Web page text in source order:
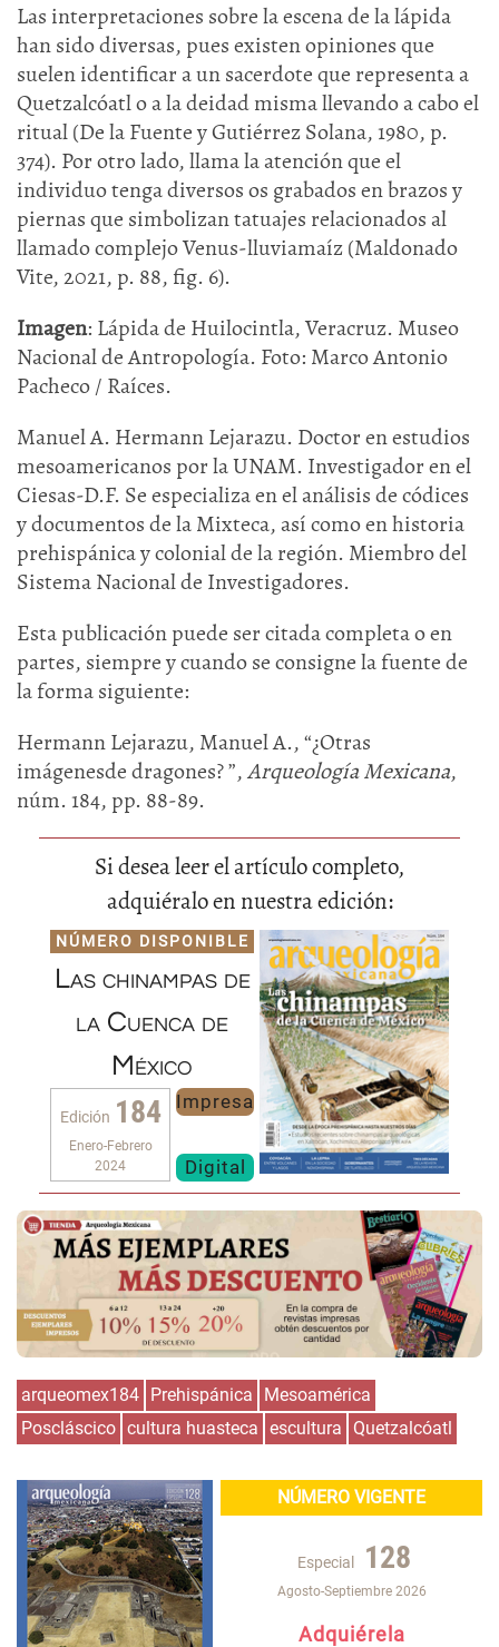
Las interpretaciones sobre la escena de la lápida
han sido diversas, pues existen opiniones que
suelen identificar a un sacerdote que representa a
Quetzalcóatl o a la deidad misma llevando a cabo el
ritual (De la Fuente y Gutiérrez Solana, 1980, p.
374). Por otro lado, llama la atención que el
individuo tenga diversos os grabados en brazos y
piernas que simbolizan tatuajes relacionados al
llamado complejo Venus-lluviamaíz (Maldonado
Vite, 2021, p. 88, fig. 6).
Imagen: Lápida de Huilocintla, Veracruz. Museo
Nacional de Antropología. Foto: Marco Antonio
Pacheco / Raíces.
Manuel A. Hermann Lejarazu. Doctor en estudios
mesoamericanos por la UNAM. Investigador en el
Ciesas-D.F. Se especializa en el análisis de códices
y documentos de la Mixteca, así como en historia
prehispánica y colonial de la región. Miembro del
Sistema Nacional de Investigadores.
Esta publicación puede ser citada completa o en
partes, siempre y cuando se consigne la fuente de
la forma siguiente:
Hermann Lejarazu, Manuel A., “¿Otras
imágenesde dragones? ”,Arqueología Mexicana,
núm. 184, pp. 88-89.
Si desea leer el artículo completo,
adquiéralo en nuestra edición:
NÚMERO DISPONIBLE
Las chinampas de
la Cuenca de
México
Edición 184
Enero-Febrero
2024
Impresa
Digital
arqueomex184 Prehispánica
Mesoamérica
Poscláscico cultura huasteca escultura Quetzalcóatl
NÚMERO VIGENTE
Especial 128
Agosto-Septiembre 2026
Adquiérela